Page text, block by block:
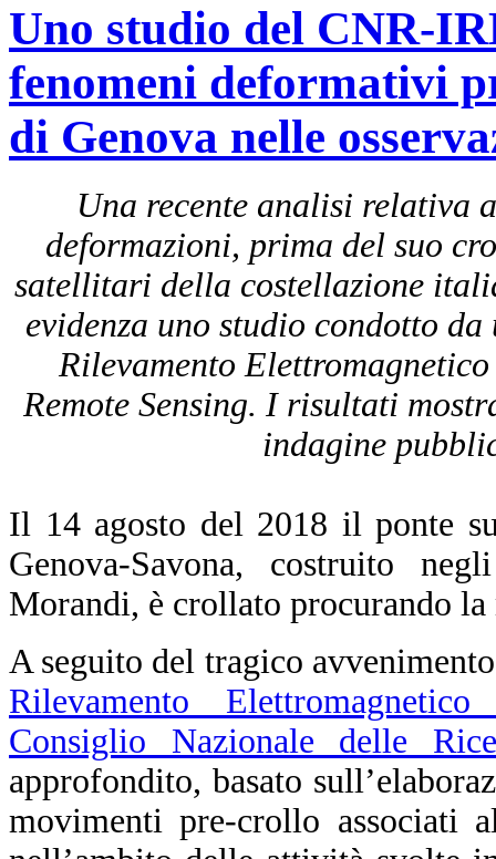
Uno studio del CNR-
fenomeni deformativi
di Genova nelle
Una recente analisi relativa
deformazioni, prima del suo
satellitari della costellazione
evidenza uno studio condotto
Rilevamento
Remote Sensing. I risultati
indagine
Il 14 agosto del 2018 il ponte
Genova-Savona, costruito
Morandi, è crollato procurando la
A seguito del tragico
Rilevamento Elettromagnetico
Consiglio Nazionale delle
approfondito, basato
movimenti pre-crollo associati